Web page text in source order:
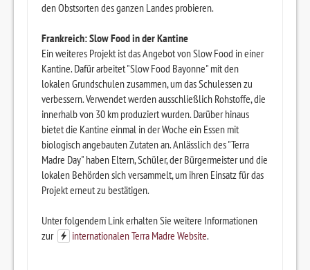
den Obstsorten des ganzen Landes probieren.
Frankreich: Slow Food in der Kantine
Ein weiteres Projekt ist das Angebot von Slow Food in einer
Kantine. Dafür arbeitet "Slow Food Bayonne" mit den
lokalen Grundschulen zusammen, um das Schulessen zu
verbessern. Verwendet werden ausschließlich Rohstoffe, die
innerhalb von 30 km produziert wurden. Darüber hinaus
bietet die Kantine einmal in der Woche ein Essen mit
biologisch angebauten Zutaten an. Anlässlich des "Terra
Madre Day" haben Eltern, Schüler, der Bürgermeister und die
lokalen Behörden sich versammelt, um ihren Einsatz für das
Projekt erneut zu bestätigen.
Unter folgendem Link erhalten Sie weitere Informationen
zur
internationalen Terra Madre Website.